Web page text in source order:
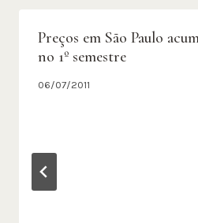
Preços em São Paulo
no 1º semestre
06/07/2011